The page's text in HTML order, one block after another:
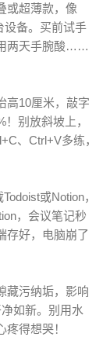
或超薄款，像
设备。买前试手
两天手腕酸……
高10厘米，敲字
别放斜坡上，
、Ctrl+V多练，
或Notion，
，会议笔记秒
存好，电脑崩了
藏污纳垢，影响
如新。别用水
得想哭！